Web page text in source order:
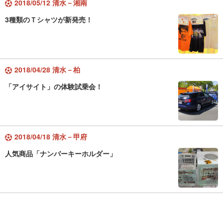
2018/05/12 清水－湘南
3種類のＴシャツが新発売！
2018/04/28 清水－柏
「アイサイト」の体験試乗会！
2018/04/18 清水－甲府
人気商品「ナンバーキーホルダー」